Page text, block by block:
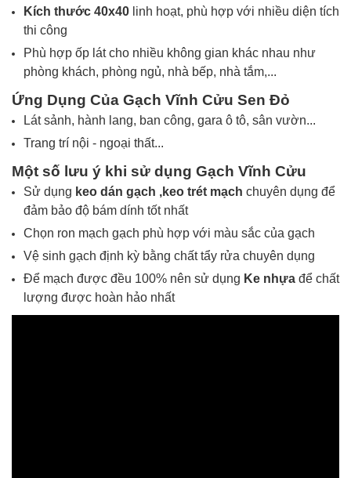
Kích thước 40x40 linh hoạt, phù hợp với nhiều diện tích
thi công
Phù hợp ốp lát cho nhiều không gian khác nhau như
phòng khách, phòng ngủ, nhà bếp, nhà tắm,...
Ứng Dụng Của Gạch Vĩnh Cửu Sen Đỏ
Lát sảnh, hành lang, ban công, gara ô tô, sân vườn...
Trang trí nội - ngoại thất...
Một số lưu ý khi sử dụng Gạch Vĩnh Cửu
Sử dụng keo dán gạch ,keo trét mạch chuyên dụng để
đảm bảo độ bám dính tốt nhất
Chọn ron mạch gạch phù hợp với màu sắc của gạch
Vệ sinh gạch định kỳ bằng chất tẩy rửa chuyên dụng
Để mạch được đều 100% nên sử dụng Ke nhựa để chất
lượng được hoàn hảo nhất